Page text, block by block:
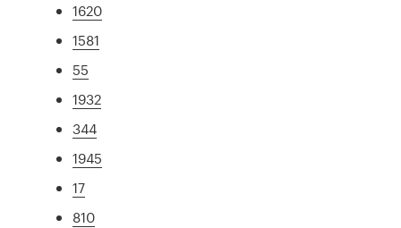
1620
1581
55
1932
344
1945
17
810